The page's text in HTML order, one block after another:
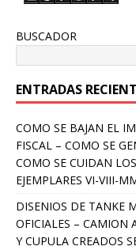
BUSCADOR
ENTRADAS
COMO SE BAJAN EL
FISCAL – COMO SE
COMO SE CUIDAN
EJEMPLARES VI-VIII-
DISENIOS DE TANKE
OFICIALES – CAMION
Y CUPULA CREADOS